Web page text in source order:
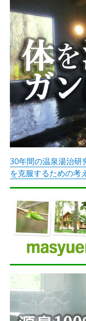
30年間の温泉湯治研
を克服するための考